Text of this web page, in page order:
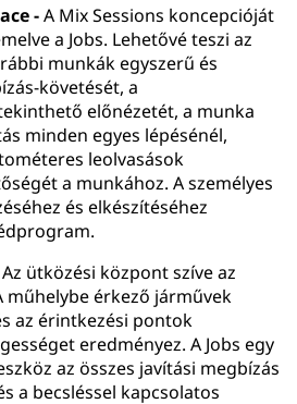
-A Mix Sessions koncepcióját
a Jobs. Lehetővé teszi az
munkák egyszerű és
követését, a
előnézetét, a munka
minden egyes lépésénél,
leolvasások
a munkához. A személyes
és elkészítéséhez
Az ütközési központ szíve az
műhelybe érkező járművek
az érintkezési pontok
eredményez. A Jobs egy
az összes javítási megbízás
a becsléssel kapcsolatos